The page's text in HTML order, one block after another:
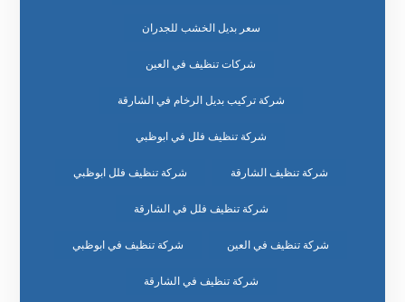
سعر بديل الخشب للجدران
شركات تنظيف في العين
شركة تركيب بديل الرخام في الشارقة
شركة تنظيف فلل في ابوظبي
شركة تنظيف الشارقة شركة تنظيف فلل ابوظبي
شركة تنظيف فلل في الشارقة
شركة تنظيف في العين شركة تنظيف في ابوظبي
شركة تنظيف في الشارقة